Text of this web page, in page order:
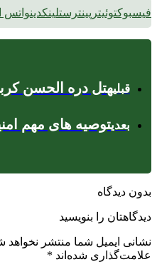
فیسبوکتوئیتر پینترستلینکدینواتس
قبلیهتل دره الحسن
بعدیتوصیه های مهم
بدون دیدگاه
دیدگاهتان را بنویسید
نشانی ایمیل شما منتشر نخواهد
علامت‌گذاری شده‌اند *